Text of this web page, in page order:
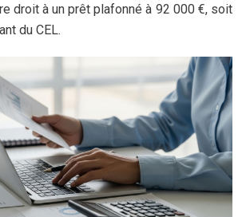
droit à un prêt plafonné à 92 000 €, soit
du CEL.